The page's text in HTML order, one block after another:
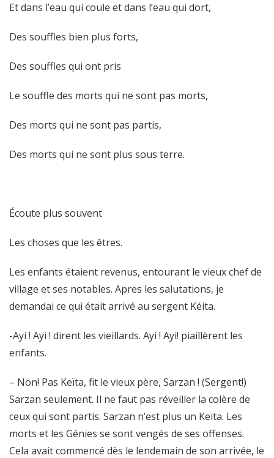
Et dans l’eau qui coule et dans l’eau qui dort,
Des souffles bien plus forts,
Des souffles qui ont pris
Le souffle des morts qui ne sont pas morts,
Des morts qui ne sont pas partis,
Des morts qui ne sont plus sous terre.
Écoute plus souvent
Les choses que les êtres.
Les enfants étaient revenus, entourant le vieux chef de
village et ses notables. Apres les salutations, je
demandai ce qui était arrivé au sergent Kéita.
-Ayi ! Ayi ! dirent les vieillards. Ayi ! Ayi! piaillèrent les
enfants.
– Non! Pas Keïta, fit le vieux père, Sarzan ! (Sergent!)
Sarzan seulement. Il ne faut pas réveiller la colère de
ceux qui sont partis. Sarzan n’est plus un Keïta. Les
morts et les Génies se sont vengés de ses offenses.
Cela avait commencé dès le lendemain de son arrivée, le